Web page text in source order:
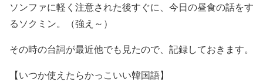
ソンファに軽く注意された後すぐに、今日の昼食の話をす
るソクミン。（強え～）
その時の台詞が最近他でも見たので、記録しておきます。
【いつか使えたらかっこいい韓国語】